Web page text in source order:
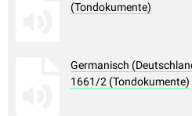
(Tondokumente)
Germanisch
1661/2 (Tondokumente)